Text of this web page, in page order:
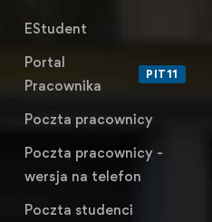
EStudent
Portal
Pracownika
PIT11
Poczta pracownicy
Poczta pracownicy -
wersja na telefon
Poczta studenci